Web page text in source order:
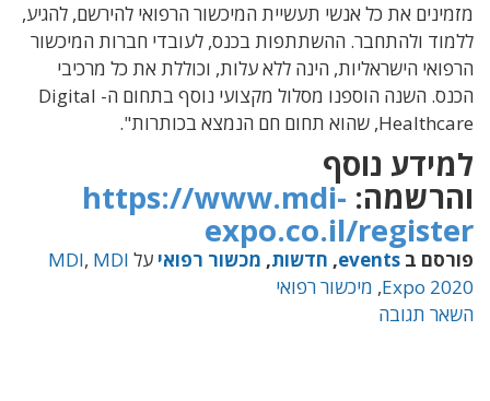
מזמינים את כל אנשי תעשיית המיכשור הרפואי להירשם, להגיע,
ללמוד ולהתחבר. ההשתתפות בכנס, לעובדי חברות המיכשור
הרפואי הישראליות, הינה ללא עלות, וכוללת את כל מרכיבי
הכנס. השנה הוספנו מסלול מקצועי נוסף בתחום ה- Digital
Healthcare, שהוא תחום חם הנמצא בכותרות".
למידע נוסף
והרשמה: https://www.mdi-
expo.co.il/register
פורסם ב events
, חדשות, מכשור רפואי על MDI, MDI
Expo 2020
, מיכשור רפואי
השאר תגובה